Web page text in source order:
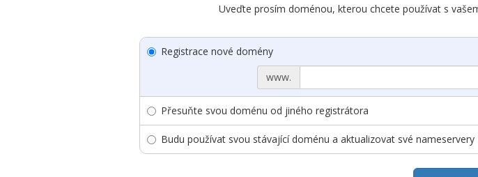
Uveďte prosím doménou, kterou chcete používat s
Registrace nové domény
www.
Přesuňte svou doménu od jiného registrátora
Budu používat svou stávající doménu a aktualizovat své nameservery